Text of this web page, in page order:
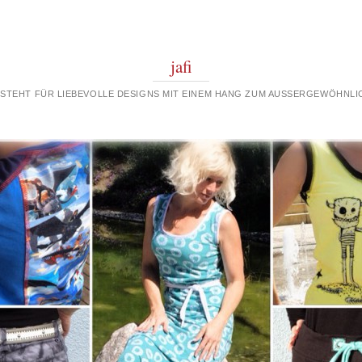
jafi
FÜR LIEBEVOLLE DESIGNS MIT EINEM HANG ZUM